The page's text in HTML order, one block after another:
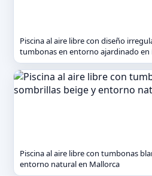
Piscina al aire libre con diseño
tumbonas en entorno ajardinado en
Piscina al aire libre con tumbonas
entorno natural en Mallorca